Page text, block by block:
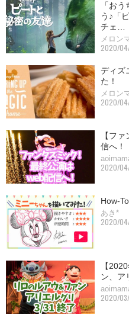
「お
う♪「
チェ…
メロン
2020/
ディズ
た！
メロン
2020/
【フ
信へ！
2020/
How-
あき*
2020/
【
ン、
2020/